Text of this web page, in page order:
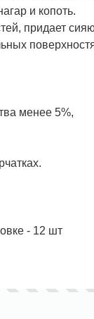
и копоть.
придает
менее 5%,
- 12 шт